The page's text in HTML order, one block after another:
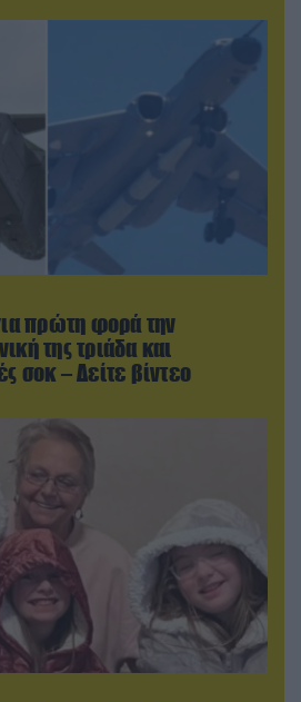
πρώτη φορά την
της τριάδα και
σοκ – Δείτε βίντεο